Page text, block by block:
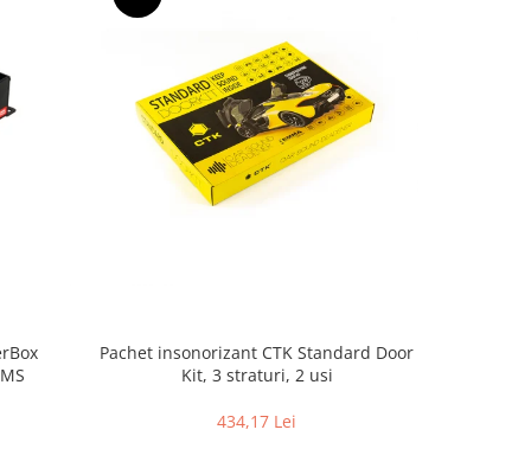
Pachet insonorizant CTK Standard Door
Kit, 3 straturi, 2 usi
434,17 Lei